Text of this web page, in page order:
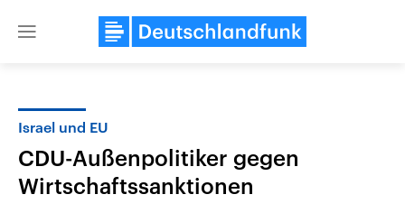
Close
Israel und EU
CDU-Außenpolitiker gegen
Wirtschaftssanktionen